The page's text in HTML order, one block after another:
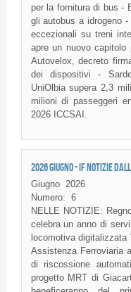
per la fornitura di bus -
gli autobus a idrogeno
eccezionali su treni
apre un nuovo
Autovelox, decreto
dei dispositivi -
UniOlbia supera 2,3
milioni di passeggeri
2026 ICCSAI.
2026 GIUGNO - IF NOTIZIE
Giugno
2026
Numero: 6
NELLE NOTIZIE:
celebra un anno di
locomotiva
Assistenza Ferroviaria
di riscossione
progetto MRT di